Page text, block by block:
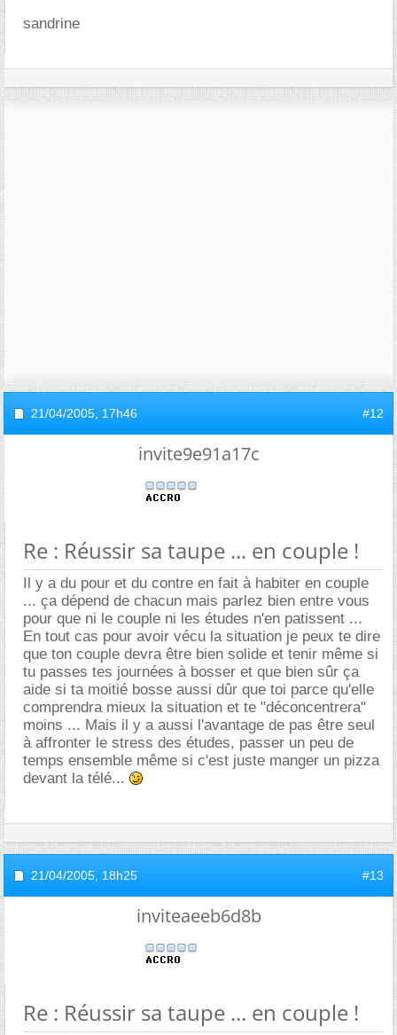
sandrine
21/04/2005, 17h46 #12
invite9e91a17c
Re : Réussir sa taupe ... en couple !
Il y a du pour et du contre en fait à habiter en couple
... ça dépend de chacun mais parlez bien entre vous
pour que ni le couple ni les études n'en patissent ...
En tout cas pour avoir vécu la situation je peux te dire
que ton couple devra être bien solide et tenir même si
tu passes tes journées à bosser et que bien sûr ça
aide si ta moitié bosse aussi dûr que toi parce qu'elle
comprendra mieux la situation et te "déconcentrera"
moins ... Mais il y a aussi l'avantage de pas être seul
à affronter le stress des études, passer un peu de
temps ensemble même si c'est juste manger un pizza
devant la télé...
21/04/2005, 18h25 #13
inviteaeeb6d8b
Re : Réussir sa taupe ... en couple !